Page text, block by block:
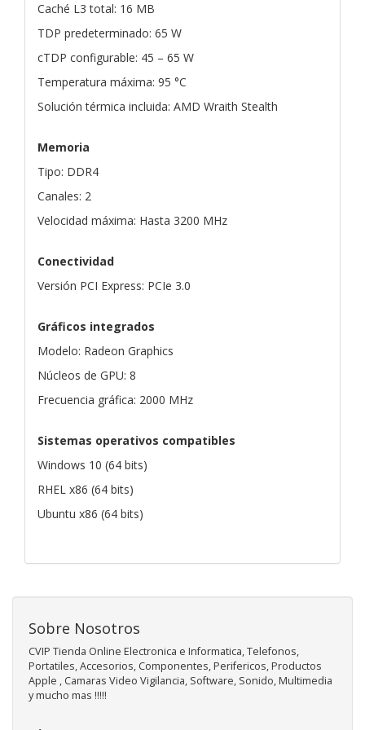
Caché L3 total: 16 MB
TDP predeterminado: 65 W
cTDP configurable: 45 – 65 W
Temperatura máxima: 95 °C
Solución térmica incluida: AMD Wraith Stealth
Memoria
Tipo: DDR4
Canales: 2
Velocidad máxima: Hasta 3200 MHz
Conectividad
Versión PCI Express: PCIe 3.0
Gráficos integrados
Modelo: Radeon Graphics
Núcleos de GPU: 8
Frecuencia gráfica: 2000 MHz
Sistemas operativos compatibles
Windows 10 (64 bits)
RHEL x86 (64 bits)
Ubuntu x86 (64 bits)
Sobre Nosotros
CVIP Tienda Online Electronica e Informatica, Telefonos,
Portatiles, Accesorios, Componentes, Perifericos, Productos
Apple , Camaras Video Vigilancia, Software, Sonido, Multimedia
y mucho mas !!!!!